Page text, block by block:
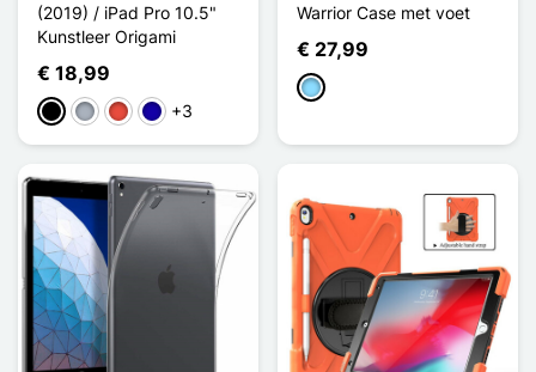
(2019) / iPad Pro 10.5"
Kunstleer Origami
€ 18,99
ZwartGrijsRoodDonkerblauw
+3
Warrior Case met voet
€ 27,99
Licht Blauw